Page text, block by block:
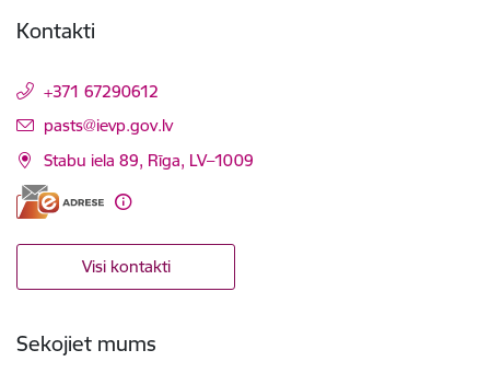
Kontakti
+371 67290612
E-pasts:
pasts@ievp.gov.lv
Stabu iela 89, Rīga, LV–1009
Visi kontakti
Sekojiet mums